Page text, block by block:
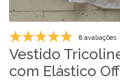
8 avaliações
Vestido
com Elástico Off